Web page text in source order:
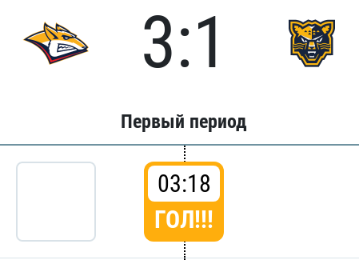
3:1
Первый период
03:18
ГОЛ!!!